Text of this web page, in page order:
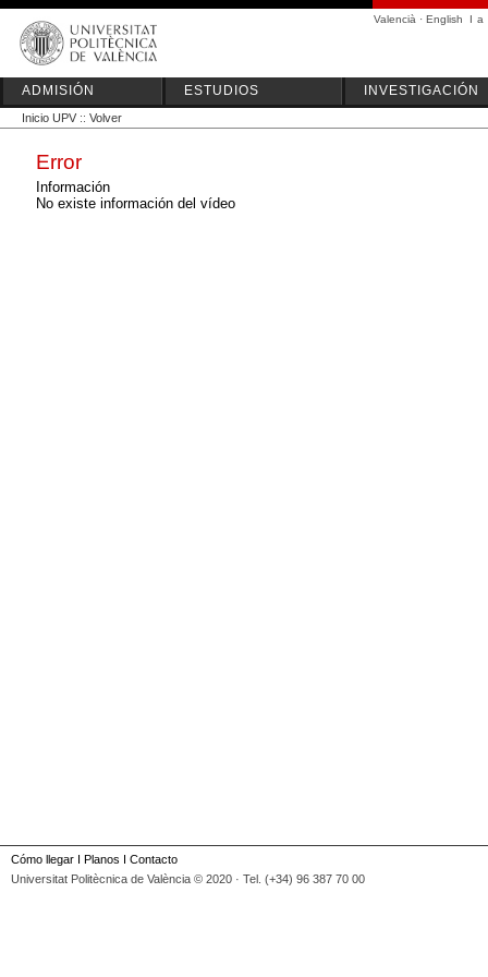
Valencià · English I a
ADMISIÓN ESTUDIOS INVESTIGACIÓN
Inicio UPV :: Volver
Error
Información
No existe información del vídeo
Cómo llegar I Planos I Contacto
Universitat Politècnica de València © 2020 · Tel. (+34) 96 387 70 00